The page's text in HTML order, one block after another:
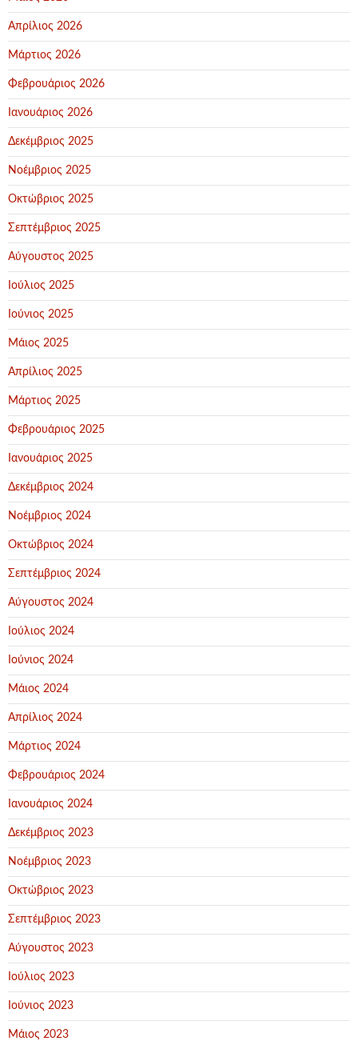
Απρίλιος 2026
Μάρτιος 2026
Φεβρουάριος 2026
Ιανουάριος 2026
Δεκέμβριος 2025
Νοέμβριος 2025
Οκτώβριος 2025
Σεπτέμβριος 2025
Αύγουστος 2025
Ιούλιος 2025
Ιούνιος 2025
Μάιος 2025
Απρίλιος 2025
Μάρτιος 2025
Φεβρουάριος 2025
Ιανουάριος 2025
Δεκέμβριος 2024
Νοέμβριος 2024
Οκτώβριος 2024
Σεπτέμβριος 2024
Αύγουστος 2024
Ιούλιος 2024
Ιούνιος 2024
Μάιος 2024
Απρίλιος 2024
Μάρτιος 2024
Φεβρουάριος 2024
Ιανουάριος 2024
Δεκέμβριος 2023
Νοέμβριος 2023
Οκτώβριος 2023
Σεπτέμβριος 2023
Αύγουστος 2023
Ιούλιος 2023
Ιούνιος 2023
Μάιος 2023